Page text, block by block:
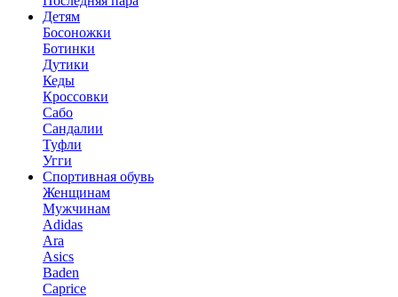
Детям
Босоножки
Ботинки
Дутики
Кеды
Кроссовки
Сабо
Сандалии
Туфли
Угги
Спортивная обувь
Женщинам
Мужчинам
Adidas
Ara
Asics
Baden
Caprice